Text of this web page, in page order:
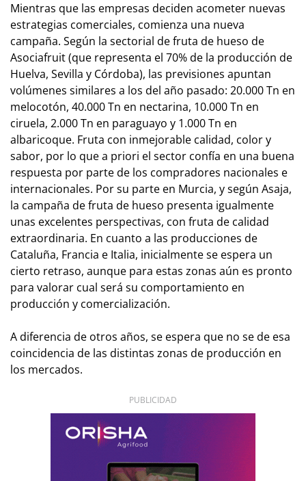
Mientras que las empresas deciden acometer nuevas
estrategias comerciales, comienza una nueva
campaña. Según la sectorial de fruta de hueso de
Asociafruit (que representa el 70% de la producción de
Huelva, Sevilla y Córdoba), las previsiones apuntan
volúmenes similares a los del año pasado: 20.000 Tn en
melocotón, 40.000 Tn en nectarina, 10.000 Tn en
ciruela, 2.000 Tn en paraguayo y 1.000 Tn en
albaricoque. Fruta con inmejorable calidad, color y
sabor, por lo que a priori el sector confía en una buena
respuesta por parte de los compradores nacionales e
internacionales. Por su parte en Murcia, y según Asaja,
la campaña de fruta de hueso presenta igualmente
unas excelentes perspectivas, con fruta de calidad
extraordinaria. En cuanto a las producciones de
Cataluña, Francia e Italia, inicialmente se espera un
cierto retraso, aunque para estas zonas aún es pronto
para valorar cual será su comportamiento en
producción y comercialización.
A diferencia de otros años, se espera que no se de esa
coincidencia de las distintas zonas de producción en
los mercados.
PUBLICIDAD